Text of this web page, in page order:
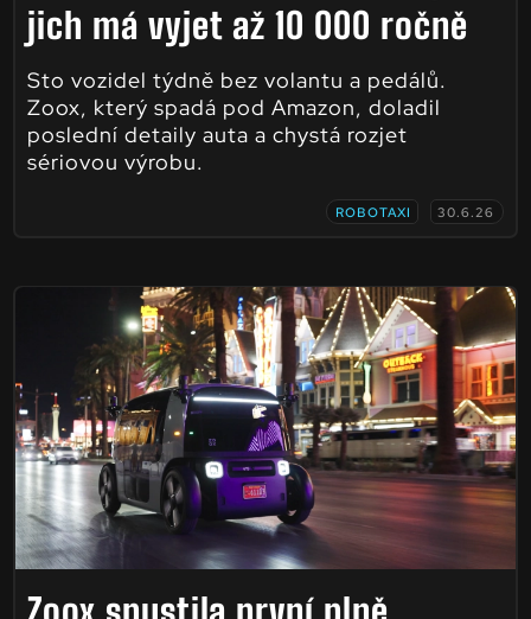
jich má vyjet až 10 000 ročně
Sto vozidel týdně bez volantu a pedálů.
Zoox, který spadá pod Amazon, doladil
poslední detaily auta a chystá rozjet
sériovou výrobu.
ROBOTAXI 30.6.26